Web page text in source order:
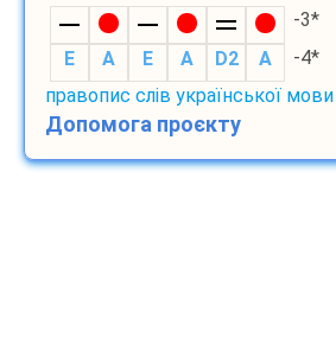
-3*
E
A E A D2 A
-4*
правопис слів української мови
Допомога проєкту